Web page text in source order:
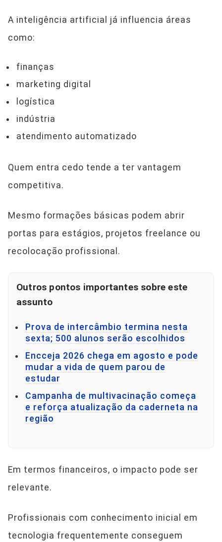
A inteligência artificial já influencia áreas
como:
finanças
marketing digital
logística
indústria
atendimento automatizado
Quem entra cedo tende a ter vantagem
competitiva.
Mesmo formações básicas podem abrir
portas para estágios, projetos freelance ou
recolocação profissional.
Outros pontos importantes sobre este
assunto
Prova de intercâmbio termina nesta
sexta; 500 alunos serão escolhidos
Encceja 2026 chega em agosto e pode
mudar a vida de quem parou de
estudar
Campanha de multivacinação começa
e reforça atualização da caderneta na
região
Em termos financeiros, o impacto pode ser
relevante.
Profissionais com conhecimento inicial em
tecnologia frequentemente conseguem